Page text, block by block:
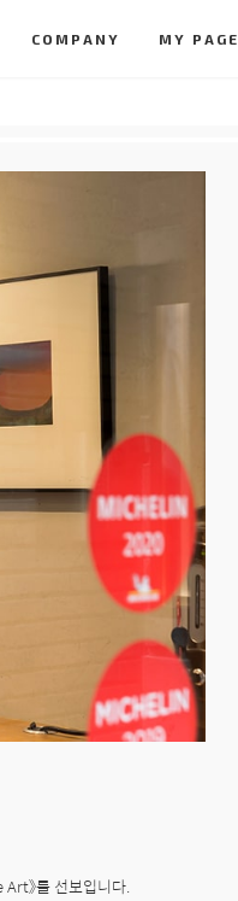
COMPANY MY PAGE
》를 선보입니다.